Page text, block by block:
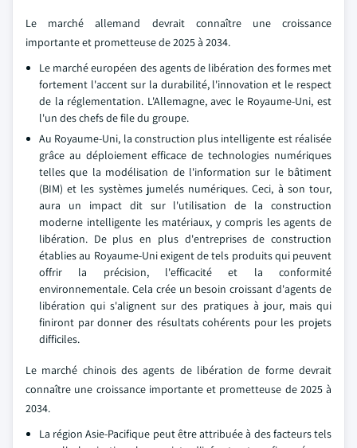
Le marché allemand devrait connaître une croissance
importante et prometteuse de 2025 à 2034.
Le marché européen des agents de libération des formes met
fortement l'accent sur la durabilité, l'innovation et le respect
de la réglementation. L'Allemagne, avec le Royaume-Uni, est
l'un des chefs de file du groupe.
Au Royaume-Uni, la construction plus intelligente est réalisée
grâce au déploiement efficace de technologies numériques
telles que la modélisation de l'information sur le bâtiment
(BIM) et les systèmes jumelés numériques. Ceci, à son tour,
aura un impact dit sur l'utilisation de la construction
moderne intelligenteles matériaux, y compris les agents de
libération. De plus en plus d'entreprises de construction
établies au Royaume-Uni exigent de tels produits qui peuvent
offrir la précision, l'efficacité et la conformité
environnementale. Cela crée un besoin croissant d'agents de
libération qui s'alignent sur des pratiques à jour, mais qui
finiront par donner des résultats cohérents pour les projets
difficiles.
Le marché chinois des agents de libération de forme devrait
connaître une croissance importante et prometteuse de 2025 à
2034.
La région Asie-Pacifique peut être attribuée à des facteurs tels